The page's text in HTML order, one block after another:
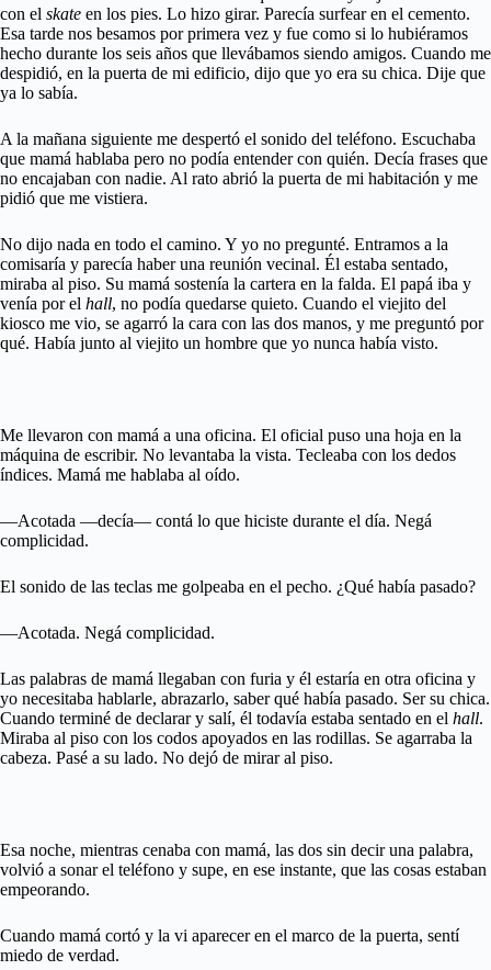
con el skate en los pies. Lo hizo girar. Parecía surfear en el cemento.
Esa tarde nos besamos por primera vez y fue como si lo hubiéramos
hecho durante los seis años que llevábamos siendo amigos. Cuando me
despidió, en la puerta de mi edificio, dijo que yo era su chica. Dije que
ya lo sabía.
A la mañana siguiente me despertó el sonido del teléfono. Escuchaba
que mamá hablaba pero no podía entender con quién. Decía frases que
no encajaban con nadie. Al rato abrió la puerta de mi habitación y me
pidió que me vistiera.
No dijo nada en todo el camino. Y yo no pregunté. Entramos a la
comisaría y parecía haber una reunión vecinal. Él estaba sentado,
miraba al piso. Su mamá sostenía la cartera en la falda. El papá iba y
venía por el hall, no podía quedarse quieto. Cuando el viejito del
kiosco me vio, se agarró la cara con las dos manos, y me preguntó por
qué. Había junto al viejito un hombre que yo nunca había visto.
Me llevaron con mamá a una oficina. El oficial puso una hoja en la
máquina de escribir. No levantaba la vista. Tecleaba con los dedos
índices. Mamá me hablaba al oído.
—Acotada —decía— contá lo que hiciste durante el día. Negá
complicidad.
El sonido de las teclas me golpeaba en el pecho. ¿Qué había pasado?
—Acotada. Negá complicidad.
Las palabras de mamá llegaban con furia y él estaría en otra oficina y
yo necesitaba hablarle, abrazarlo, saber qué había pasado. Ser su chica.
Cuando terminé de declarar y salí, él todavía estaba sentado en el hall.
Miraba al piso con los codos apoyados en las rodillas. Se agarraba la
cabeza. Pasé a su lado. No dejó de mirar al piso.
Esa noche, mientras cenaba con mamá, las dos sin decir una palabra,
volvió a sonar el teléfono y supe, en ese instante, que las cosas estaban
empeorando.
Cuando mamá cortó y la vi aparecer en el marco de la puerta, sentí
miedo de verdad.